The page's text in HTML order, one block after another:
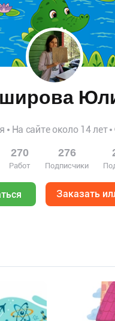
На сайте около 14 лет
270
Работ
276
Подписчики
Заказать